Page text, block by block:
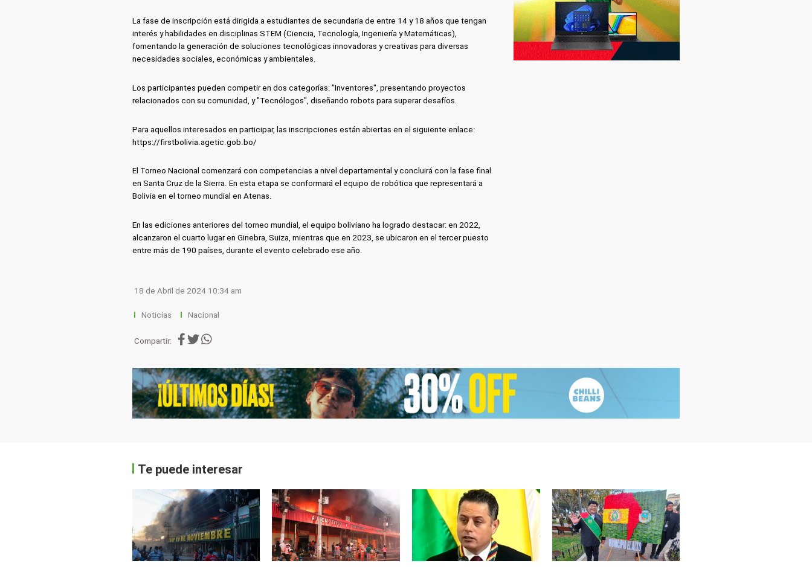
La fase de inscripción está dirigida a estudiantes de secundaria de entre 14 y 18 años que tengan
interés y habilidades en disciplinas STEM (Ciencia, Tecnología, Ingeniería y Matemáticas),
fomentando la generación de soluciones tecnológicas innovadoras y creativas para diversas
necesidades sociales, económicas y ambientales.
Los participantes pueden competir en dos categorías: "Inventores", presentando proyectos
relacionados con su comunidad, y "Tecnólogos", diseñando robots para superar desafíos.
Para aquellos interesados en participar, las inscripciones están abiertas en el siguiente enlace:
https://firstbolivia.agetic.gob.bo/
El Torneo Nacional comenzará con competencias a nivel departamental y concluirá con la fase final
en Santa Cruz de la Sierra. En esta etapa se conformará el equipo de robótica que representará a
Bolivia en el torneo mundial en Atenas.
En las ediciones anteriores del torneo mundial, el equipo boliviano ha logrado destacar: en 2022,
alcanzaron el cuarto lugar en Ginebra, Suiza, mientras que en 2023, se ubicaron en el tercer puesto
entre más de 190 países, durante el evento celebrado ese año.
18 de Abril de 2024 10:34 am
Noticias Nacional
Compartir:
Te puede interesar